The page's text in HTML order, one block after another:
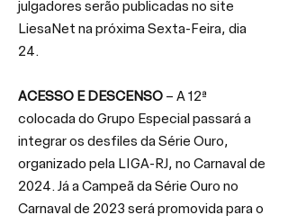
julgadores serão publicadas no site
LiesaNet na próxima Sexta-Feira, dia
24.
ACESSO E DESCENSO – A 12ª
colocada do Grupo Especial passará a
integrar os desfiles da Série Ouro,
organizado pela LIGA-RJ, no Carnaval de
2024. Já a Campeã da Série Ouro no
Carnaval de 2023 será promovida para o